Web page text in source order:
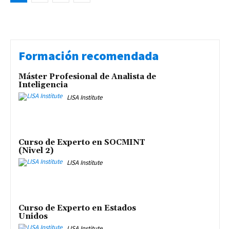
Formación recomendada
Máster Profesional de Analista de
Inteligencia
LISA Institute
Curso de Experto en SOCMINT
(Nivel 2)
LISA Institute
Curso de Experto en Estados
Unidos